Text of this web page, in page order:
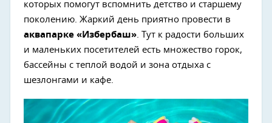
которых помогут вспомнить детство и старшему
поколению. Жаркий день приятно провести в
аквапарке «Избербаш». Тут к радости больших
и маленьких посетителей есть множество горок,
бассейны с теплой водой и зона отдыха с
шезлонгами и кафе.